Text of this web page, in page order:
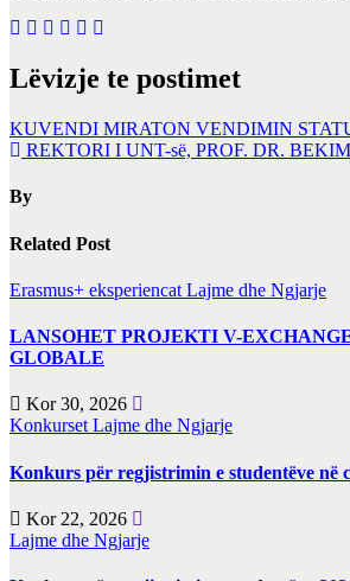
Lëvizje te postimet
KUVENDI MIRATON VENDIMIN
REKTORI I UNT-së, PROF. DR.
By
Related Post
Erasmus+ eksperiencat Lajme dhe Ngjarje
LANSOHET PROJEKTI V-
GLOBALE
Kor 30, 2026
KonkursetLajme dhe Ngjarje
Konkurs për regjistrimin e studentëve në
Kor 22, 2026
Lajme dhe Ngjarje